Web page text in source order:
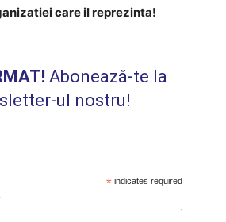
care il reprezinta!
Abonează-te la
ul nostru!
* indicates required